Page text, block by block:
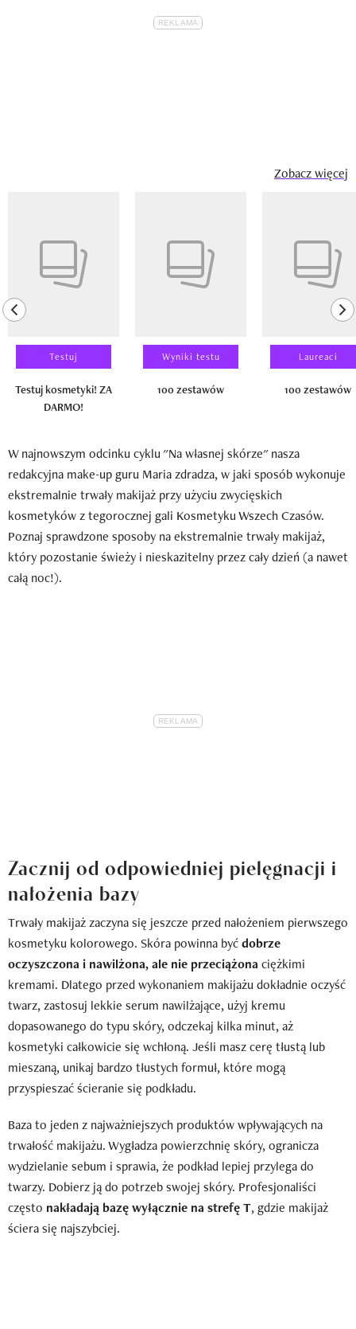
Zobacz więcej
previous element
Testuj
Testuj kosmetyki! ZA
DARMO!
Wyniki testu
100 zestawów
Laureaci
100 zestawów
W najnowszym odcinku cyklu "Na własnej skórze" nasza
redakcyjna make-up guru Maria zdradza, w jaki sposób wykonuje
ekstremalnie trwały makijaż przy użyciu zwycięskich
kosmetyków z tegorocznej gali Kosmetyku Wszech Czasów.
Poznaj sprawdzone sposoby na ekstremalnie trwały makijaż,
który pozostanie świeży i nieskazitelny przez cały dzień (a nawet
całą noc!).
Zacznij od odpowiedniej pielęgnacji i
nałożenia bazy
Trwały makijaż zaczyna się jeszcze przed nałożeniem pierwszego
kosmetyku kolorowego. Skóra powinna byćdobrze
oczyszczona i nawilżona, ale nie przeciążona ciężkimi
kremami. Dlatego przed wykonaniem makijażu dokładnie oczyść
twarz, zastosuj lekkie serum nawilżające, użyj kremu
dopasowanego do typu skóry, odczekaj kilka minut, aż
kosmetyki całkowicie się wchłoną. Jeśli masz cerę tłustą lub
mieszaną, unikaj bardzo tłustych formuł, które mogą
przyspieszać ścieranie się podkładu.
Baza to jeden z najważniejszych produktów wpływających na
trwałość makijażu. Wygładza powierzchnię skóry, ogranicza
wydzielanie sebum i sprawia, że podkład lepiej przylega do
twarzy. Dobierz ją do potrzeb swojej skóry. Profesjonaliści
często nakładają bazę wyłącznie na strefę T, gdzie makijaż
ściera się najszybciej.